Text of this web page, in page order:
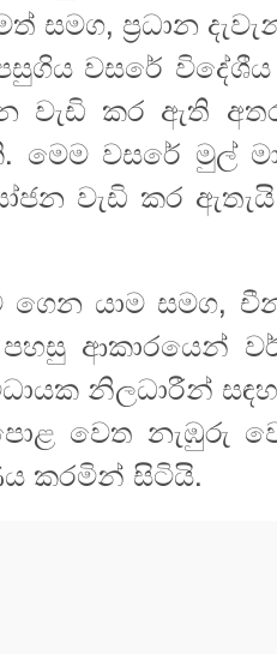
ප්‍රධාන
වසරේ විදේශීය
වැඩි කර ඇති
මෙම වසරේ මුල්
වැඩි කර
ගෙන යාම සමග,
ආකාරයෙන්
නිලධාරීන්
වෙත නැඹුරු
කරමින් සිටියි.